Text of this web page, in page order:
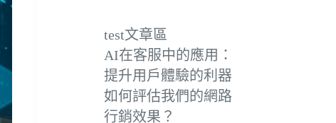
test文章區
AI在客服中的應用：
提升用戶體驗的利器
如何評估我們的網路
行銷效果？